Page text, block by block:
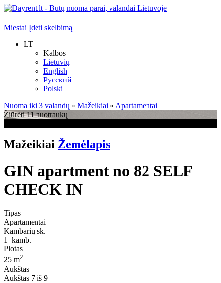
Miestai Įdėti skelbimą
LT
Kalbos
Lietuvių
English
Русский
Polski
Nuoma iki 3 valandų » Mažeikiai » Apartamentai
Žiūrėti 11 nuotraukų
Mažeikiai Žemėlapis
GIN apartment no 82 SELF
CHECK IN
Tipas
Apartamentai
Kambarių sk.
1
kamb.
Plotas
25 m2
Aukštas
Aukštas 7 iš 9